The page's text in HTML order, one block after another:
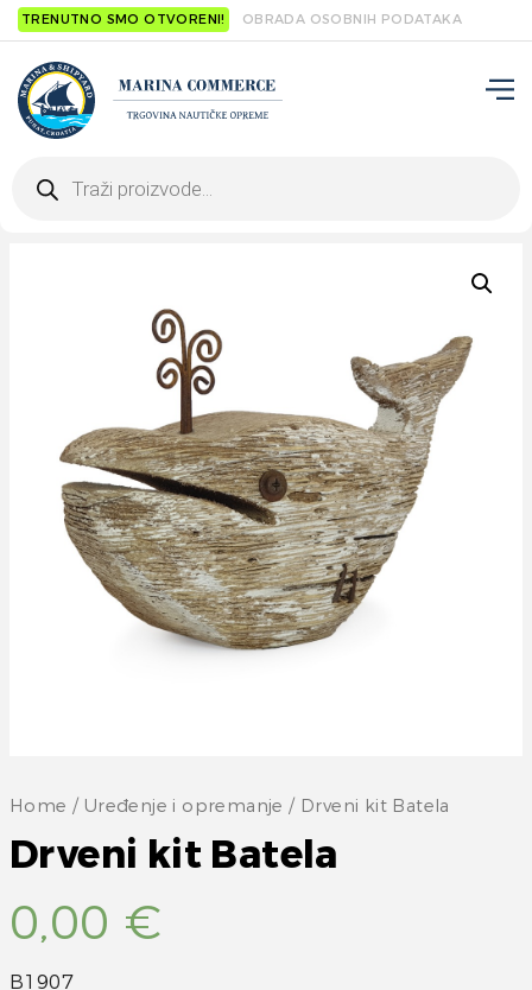
TRENUTNO SMO OTVORENI! OBRADA OSOBNIH PODATAKA
search
Home / Uređenje i opremanje / Drveni kit Batela
Drveni kit Batela
0,00 €
B1907